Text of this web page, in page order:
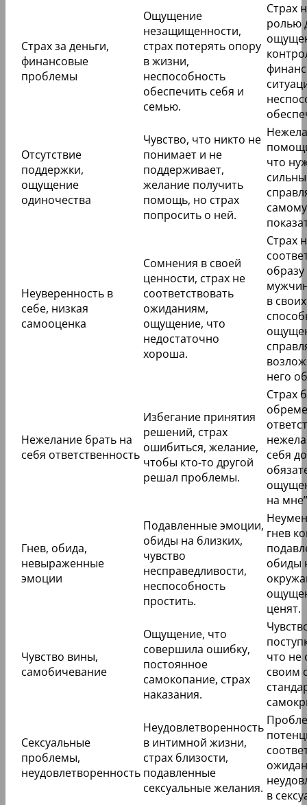
Страх за деньги,
финансовые
проблемы
Ощущение
незащищенности,
страх потерять опору
в жизни,
неспособность
обеспечить себя и
семью.
Страх
ролью
Отсутствие
поддержки,
ощущение
одиночества
Чувство, что никто не
понимает и не
поддерживает,
желание получить
помощь, но страх
попросить о ней.
что
Неуверенность в
себе, низкая
самооценка
Сомнения в своей
ценности, страх не
соответствовать
ожиданиям,
ощущение, что
недостаточно
хороша.
Страх
в своих
него
Нежелание брать на
себя ответственность
Избегание принятия
решений, страх
ошибиться, желание,
чтобы кто-то другой
решал проблемы.
Страх
себя
на
Гнев, обида,
невыраженные
эмоции
Подавленные эмоции,
обиды на близких,
чувство
несправедливости,
неспособность
простить.
гнев
обиды
ценят.
Чувство вины,
самобичевание
Ощущение, что
совершила ошибку,
постоянное
самокопание, страх
наказания.
что не
своим
Сексуальные
проблемы,
неудовлетворенность
Неудовлетворенность
в интимной жизни,
страх близости,
подавленные
сексуальные желания. в